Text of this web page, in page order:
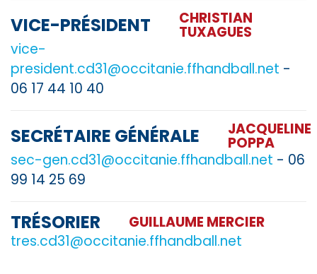
VICE-PRÉSIDENT CHRISTIAN
TUXAGUES
vice-
president.cd31@occitanie.ffhandball.net -
06 17 44 10 40
SECRÉTAIRE GÉNÉRALE JACQUELINE
POPPA
sec-gen.cd31@occitanie.ffhandball.net - 06
99 14 25 69
TRÉSORIER
GUILLAUME MERCIER
tres.cd31@occitanie.ffhandball.net